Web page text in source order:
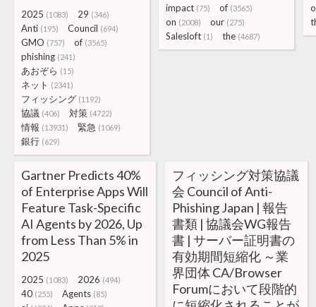
2025 (1083) 29 (346)
Anti (195) Council (694)
GMO (757) of (3565)
phishing (241)
あおぞら (15)
ネット (2341)
フィッシング (1192)
協議 (406) 対策 (4722)
情報 (13931) 緊急 (1069)
銀行 (629)
impact (75) of (3565)
on (2008) our (275)
Salesloft (1) the (4687)
Gartner Predicts 40%
of Enterprise Apps Will
Feature Task-Specific
AI Agents by 2026, Up
from Less Than 5% in
2025
2025 (1083) 2026 (494)
40 (255) Agents (85)
フィッシング対策協議
会 Council of Anti-
Phishing Japan | 報告
書類 | 協議会WG報告
書 | サーバー証明書の
有効期間短縮化 ～業
界団体 CA/Browser
Forumにおいて段階的